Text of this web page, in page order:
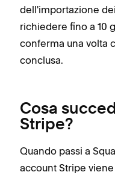
dell'importazione
richiedere fino a 10
conferma una volta
conclusa.
Cosa
Stripe?
Quando passi a
account Stripe